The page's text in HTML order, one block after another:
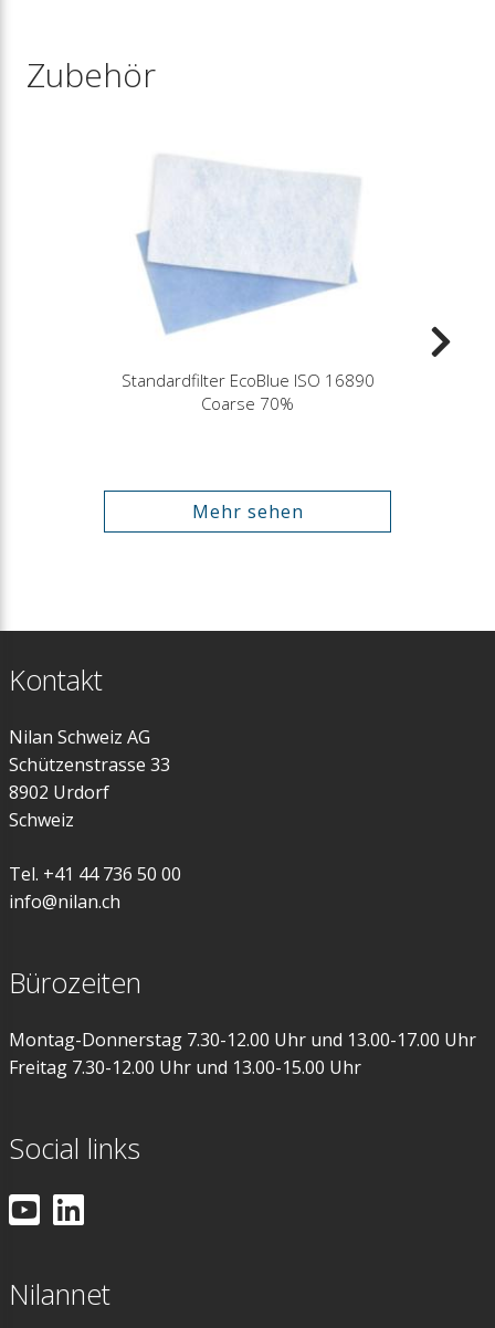
Zubehör
Standardfilter EcoBlue ISO 16890
Coarse 70%
Mehr sehen
Kontakt
Nilan Schweiz AG
Schützenstrasse 33
8902 Urdorf
Schweiz
Tel. +41 44 736 50 00
info@nilan.ch
Bürozeiten
Montag-Donnerstag 7.30-12.00 Uhr und 13.00-17.00 Uhr
Freitag 7.30-12.00 Uhr und 13.00-15.00 Uhr
Social links
Nilannet